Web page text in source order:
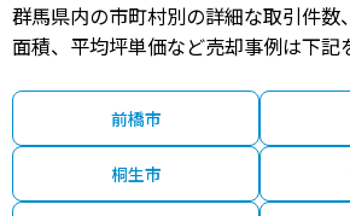
群馬県内の市町村別の詳細な取引件数
面積、平均坪単価など売却事例は下記
前橋市
桐生市